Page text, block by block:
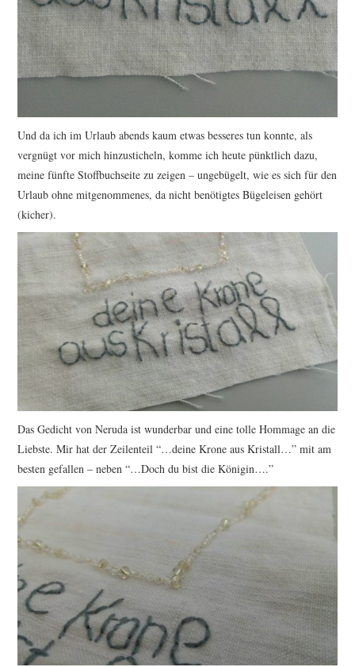
Und da ich im Urlaub abends kaum etwas besseres tun konnte, als
vergnügt vor mich hinzusticheln, komme ich heute pünktlich dazu,
meine fünfte Stoffbuchseite zu zeigen – ungebügelt, wie es sich für den
Urlaub ohne mitgenommenes, da nicht benötigtes Bügeleisen gehört
(kicher).
Das Gedicht von Neruda ist wunderbar und eine tolle Hommage an die
Liebste. Mir hat der Zeilenteil “…deine Krone aus Kristall…” mit am
besten gefallen – neben “…Doch du bist die Königin….”